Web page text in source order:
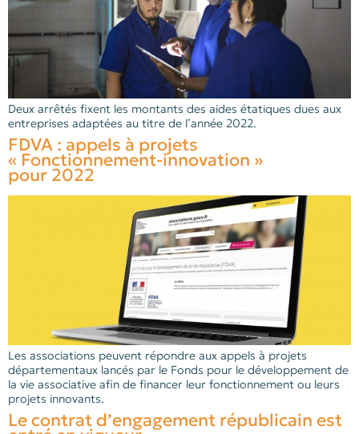
Deux arrêtés fixent les montants des aides étatiques dues aux
entreprises adaptées au titre de l’année 2022.
FDVA : appels à projets
« Fonctionnement-innovation »
pour 2022
Les associations peuvent répondre aux appels à projets
départementaux lancés par le Fonds pour le développement de
la vie associative afin de financer leur fonctionnement ou leurs
projets innovants.
Le contrat d’engagement républicain est